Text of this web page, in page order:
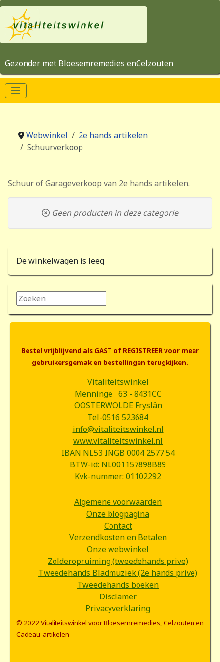
Gezonder met Bloesemremedies enCelzouten
Webwinkel
2e hands artikelen
Schuurverkoop
Schuur of Garageverkoop van 2e hands artikelen.
Geen producten in deze categorie
De winkelwagen is leeg
Zoeken...
Bestel vrijblijvend als GAST of REGISTREER voor meer
gebruikersgemak en bestellingen terugkijken.
Vitaliteitswinkel
Menninge 63 - 8431CC
OOSTERWOLDE Fryslân
Tel-0516 523684
info@vitaliteitswinkel.nl
www.vitaliteitswinkel.nl
IBAN NL53 INGB 0004 2577 54
BTW-id: NL001157898B89
Kvk-nummer: 01102292
Algemene voorwaarden
Onze blogpagina
Contact
Verzendkosten en Betalen
Onze webwinkel
Zolderopruiming (tweedehands prive)
Tweedehands Bladmuziek (2e hands prive)
Tweedehands boeken
Disclamer
Privacyverklaring
© 2022 Vitaliteitswinkel voor Bloesemremedies, Celzouten en
Cadeau-artikelen